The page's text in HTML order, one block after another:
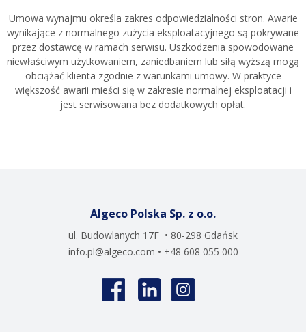
Umowa wynajmu określa zakres odpowiedzialności stron. Awarie
wynikające z normalnego zużycia eksploatacyjnego są pokrywane
przez dostawcę w ramach serwisu. Uszkodzenia spowodowane
niewłaściwym użytkowaniem, zaniedbaniem lub siłą wyższą mogą
obciążać klienta zgodnie z warunkami umowy. W praktyce
większość awarii mieści się w zakresie normalnej eksploatacji i
jest serwisowana bez dodatkowych opłat.
Algeco Polska Sp. z o.o.
ul. Budowlanych 17F • 80-298 Gdańsk
info.pl@algeco.com • +48 608 055 000